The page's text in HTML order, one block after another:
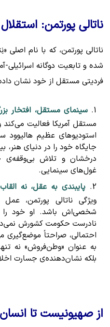
ناتالی پورتمن:
ناتالی پورتمن، که با نام اصلی
شده و تابعیت دوگانه اسرائیلی-
فردیتی مستقل از خود نشان
سینمای مستقل، افتخار
مستقل آمریکا فعالیت
استودیوهای عظیم
جایگاه خود را در دنیای
درخشان و تلاش بی‌وقفه‌ی
غول‌های سینمایی.
پایبندی به عقل، نه
ویژگی ناتالی پورتمن،
شخصی‌اش باشد. او خود را
نادرست حکومت کشورش
احتمالی، صراحتاً
به عنوان «وطن‌فروش» نه
بلکه نشان‌دهنده‌ی جسارت
از صهیونیست تا